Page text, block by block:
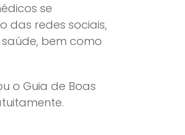
se
das redes sociais,
bem como
o Guia de Boas